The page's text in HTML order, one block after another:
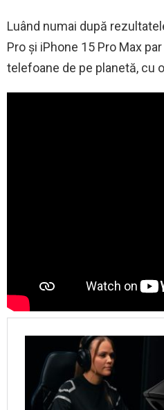
Luând numai după
Pro și iPhone 15 Pro Max
telefoane de pe planetă, cu